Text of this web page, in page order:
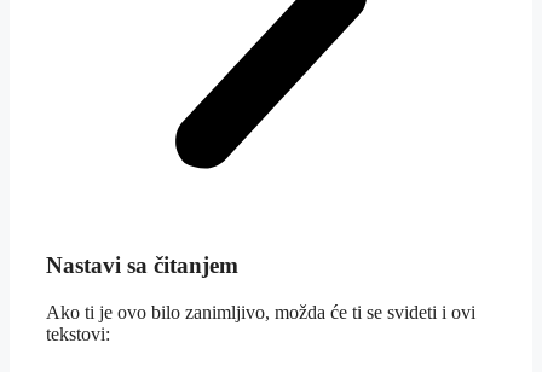
Nastavi sa čitanjem
Ako ti je ovo bilo zanimljivo, možda će ti se svideti i ovi
tekstovi: